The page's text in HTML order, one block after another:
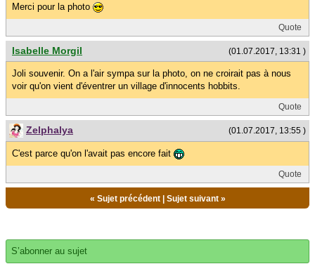
Merci pour la photo
Quote
(01.07.2017, 13:31 )
Isabelle Morgil
Joli souvenir. On a l'air sympa sur la photo, on ne croirait pas à nous
voir qu'on vient d'éventrer un village d'innocents hobbits.
Quote
(01.07.2017, 13:55 )
Zelphalya
C'est parce qu'on l'avait pas encore fait
Quote
« Sujet précédent| Sujet suivant»
S’abonner au sujet